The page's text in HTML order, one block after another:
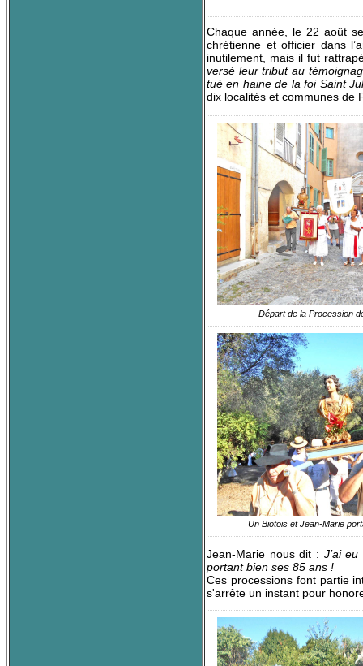
Chaque année, le 22 août
chrétienne et officier dans
inutilement, mais il fut
versé leur tribut au
tué en haine de la foi Saint
dix localités et communes de
Départ de la Procession
Un Biotois et Jean-Marie
Jean-Marie nous dit : J’ai
portant bien ses 85 ans !
Ces processions font partie
s'arrête un instant pour